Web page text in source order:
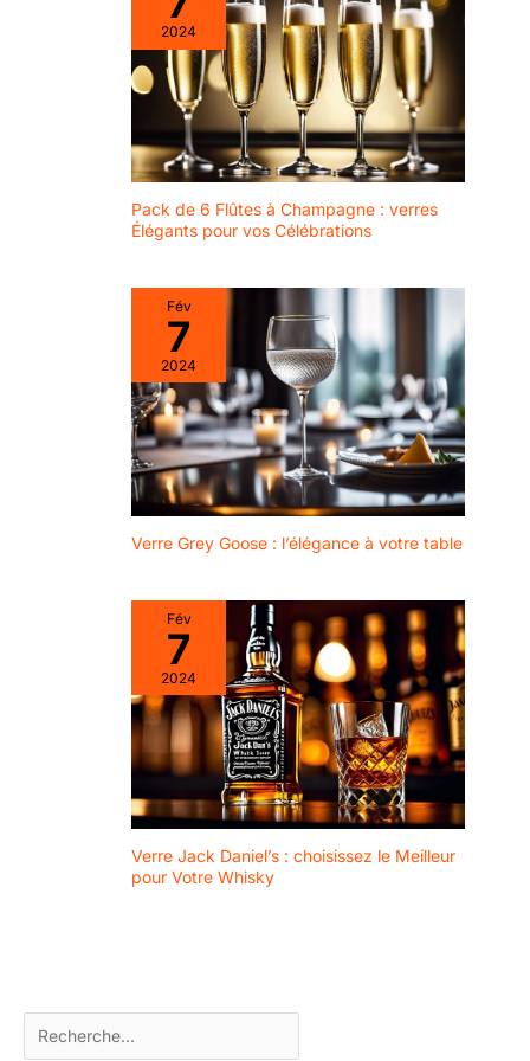
style lors de la fête des
papy. Cadeau fête des
papy: À la recherche d'un
cadeau fête des papy?
Offrez un coffret whisky
cadeau homme
comprenant carafe
whisky et verre a whisky
personnalisé, un cadeau
papy qui impressionnera
pour fete des grand pere
Cadeaux homme
personnalisable. Parfait
pour un cadeau original
homme ou un cadeau noel
homme, il séduira tous les
amateurs de whisky.
2024
Pack de 6 Flûtes à Champagne : verres
Élégants pour vos Célébrations
Fév
7
2024
Verre Grey Goose : l’élégance à votre table
Fév
7
2024
Verre Jack Daniel’s : choisissez le Meilleur
pour Votre Whisky